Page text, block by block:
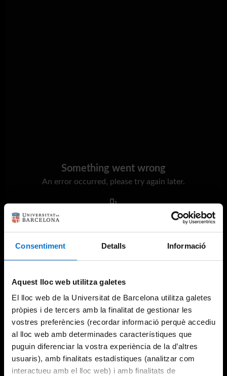
Consentiment Detalls Informació
Aquest lloc web utilitza galetes
El lloc web de la Universitat de Barcelona utilitza galetes
pròpies i de tercers amb la finalitat de gestionar les
vostres preferències (recordar informació perquè accediu
al lloc web amb determinades característiques que
puguin diferenciar la vostra experiència de la d’altres
usuaris), amb finalitats estadístiques (analitzar com
interactueu amb el lloc web) i amb finalitats de
Something went wrong
An error occurred, please try again later.